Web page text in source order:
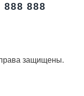
888 888
защищены.